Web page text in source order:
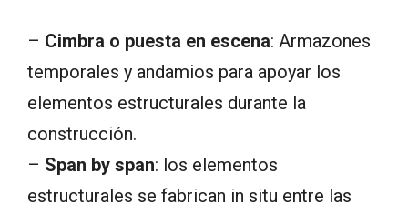
– Cimbra o puesta en escena: Armazones
temporales y andamios para apoyar los
elementos estructurales durante la
construcción.
– Span by span: los elementos
estructurales se fabrican in situ entre las